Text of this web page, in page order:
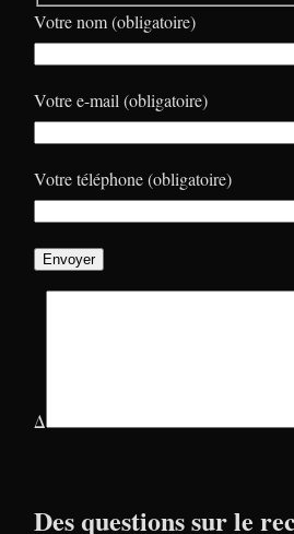
Votre nom (obligatoire)
Votre e-mail (obligatoire)
Votre téléphone (obligatoire)
Δ
Des questions sur le